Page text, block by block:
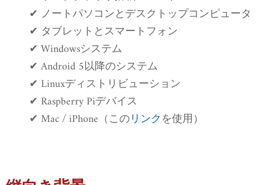
✔ ノートパソコンとデスクトップコンピュータ
✔ タブレットとスマートフォン
✔ Windowsシステム
✔ Android 5以降のシステム
✔ Linuxディストリビューション
✔ Raspberry Piデバイス
✔ Mac / iPhone（このリンクを使用）